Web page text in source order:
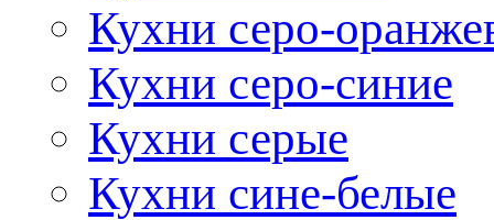
Кухни серо-
Кухни серо-синие
Кухни серые
Кухни сине-белые